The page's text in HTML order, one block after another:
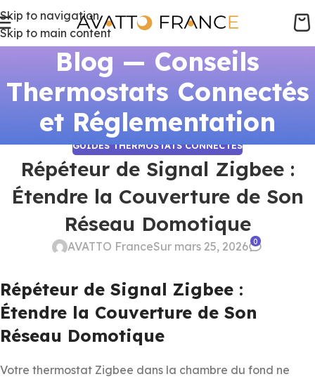
Skip to navigation
Skip to main content
Blog — Conseils
Thermostats Connectés
et Réglementation
GUIDES THERMOSTATS CONNECTÉS
Répéteur de Signal Zigbee :
Étendre la Couverture de Son
Réseau Domotique
AVATTO FranceSur mars 25, 2026 0
Répéteur de Signal Zigbee :
Étendre la Couverture de Son
Réseau Domotique
Votre thermostat Zigbee dans la chambre du fond ne